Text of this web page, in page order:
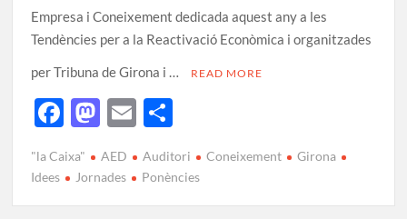
Empresa i Coneixement dedicada aquest any a les
Tendències per a la Reactivació Econòmica i organitzades
per Tribuna de Girona i …
READ MORE
F
e
b
M
to
d
E
ail m
p
"la Caixa" AED Auditori Coneixement
Girona
Idees
Jornades Ponències